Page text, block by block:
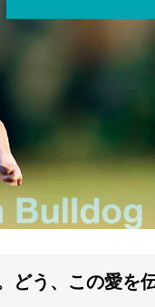
どう、この愛を